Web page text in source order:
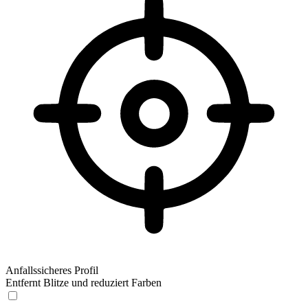
Anfallssicheres Profil
Entfernt Blitze und reduziert Farben